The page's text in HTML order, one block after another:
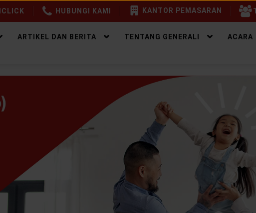
HUBUNGI KAMI KANTOR PEMASARAN
ARTIKEL DAN BERITA TENTANG GENERALI ACARA